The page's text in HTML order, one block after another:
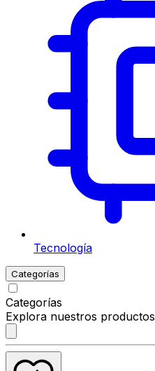
Tecnología
Categorías
Categorías
Explora nuestros productos